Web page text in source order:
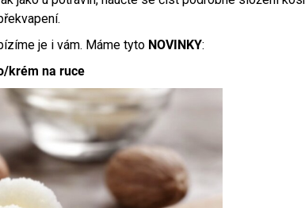
je i vám. Máme tyto NOVINKY:
krém na ruce